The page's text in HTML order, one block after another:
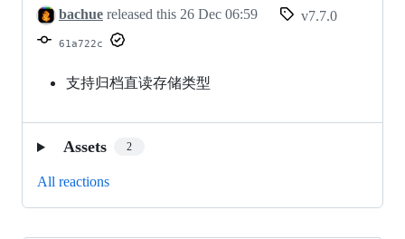
bachue released this 26 Dec 06:59 v7.7.0
61a722c
支持归档直读存储类型
Assets 2
All reactions